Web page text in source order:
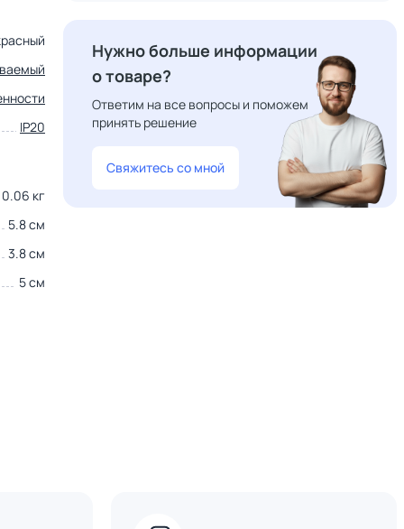
IP20
0.06 кг
5.8 см
3.8 см
5 см
Нужно больше информации
о товаре?
Ответим на все вопросы и поможем
принять решение
Свяжитесь со мной